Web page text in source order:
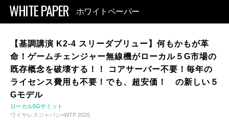
WHITE PAPER ホワイトペーパー
【基調講演 K2-4 スリーダブリュー】何もかもが革
命！ゲームチェンジャー無線機がローカル５G市場の
既存概念を破壊する！！ コアサーバー不要！毎年の
ライセンス費用も不要！でも、超安価！ の新しい５
Gモデル
ローカル5Gサミット
ワイヤレスジャパン×WTP 2026